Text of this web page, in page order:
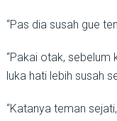
“Pas dia susah gue
“Pakai otak, sebelum
luka hati lebih susah
“Katanya teman